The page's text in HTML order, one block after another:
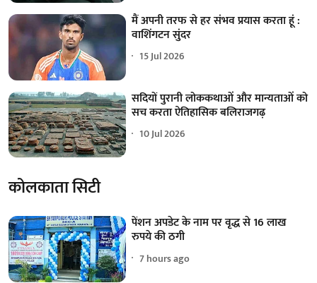
मैं अपनी तरफ से हर संभव प्रयास करता हूं :
वाशिंगटन सुंदर
15 Jul 2026
सदियों पुरानी लोककथाओं और मान्यताओं को
सच करता ऐतिहासिक बलिराजगढ़
10 Jul 2026
कोलकाता सिटी
पेंशन अपडेट के नाम पर वृद्ध से 16 लाख
रुपये की ठगी
7 hours ago